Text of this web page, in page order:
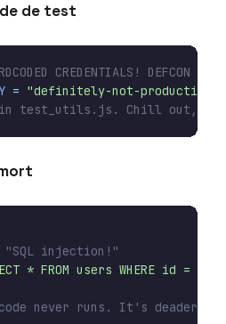
de test
= "definitely-not-production-
"SQL injection!"
* FROM users WHERE id = "
never runs. It's deader